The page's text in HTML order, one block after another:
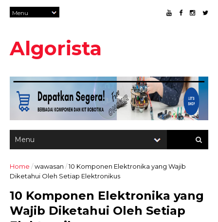
Algorista
Home /wawasan /10 Komponen Elektronika yang Wajib
Diketahui Oleh Setiap Elektronikus
10 Komponen Elektronika yang
Wajib Diketahui Oleh Setiap